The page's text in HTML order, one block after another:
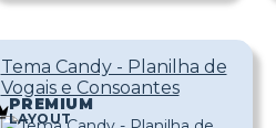
Tema Candy - Planilha de
Vogais e Consoantes
PREMIUM
LAYOUT